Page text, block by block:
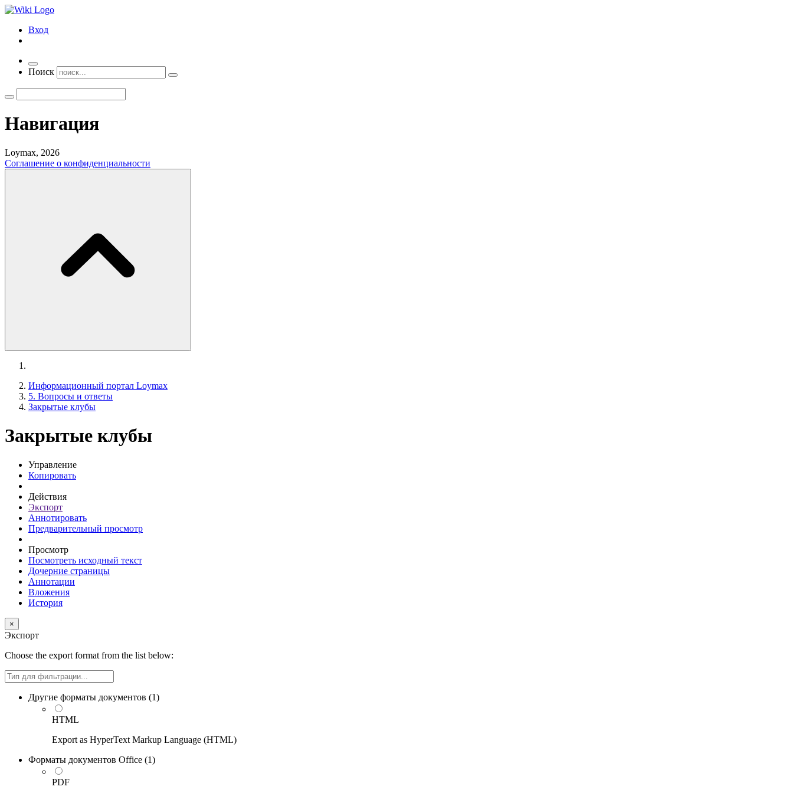
Вход
Переключить
навигацию
Поиск
Навигация
Loymax, 2026
Соглашение о конфиденциальности
Информационный портал Loymax
5. Вопросы и ответы
Закрытые клубы
Закрытые клубы
Управление
Копировать
Действия
Экспорт
Аннотировать
Предварительный просмотр
Просмотр
Посмотреть исходный текст
Дочерние страницы
Аннотации
Вложения
История
×
Экспорт
Choose the export format from the list below:
Filter
Другие форматы документов (1)
HTML
Export as HyperText Markup Language (HTML)
Форматы документов Office (1)
PDF